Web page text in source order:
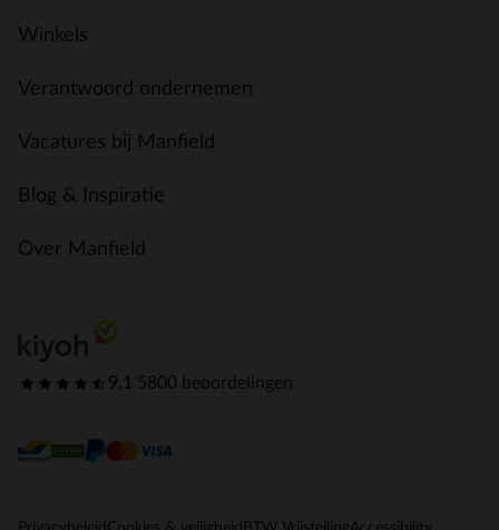
Winkels
Verantwoord ondernemen
Vacatures bij Manfield
Blog & Inspiratie
Over Manfield
9.1 5800 beoordelingen